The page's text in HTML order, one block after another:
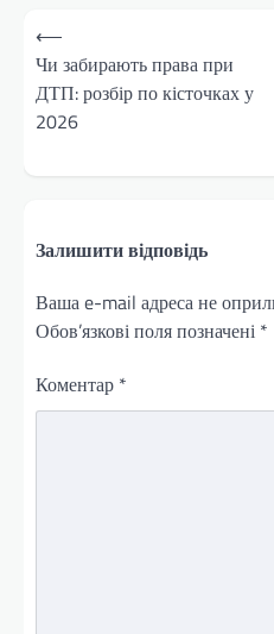
Навігація
записів
⟵
Чи забирають права при
ДТП: розбір по кісточках у
2026
Залишити відповідь
Ваша e-mail адреса не
Обов’язкові поля позначені *
Коментар *